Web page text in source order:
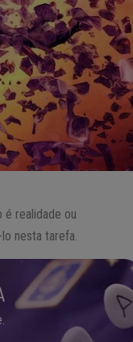
realidade ou
nesta tarefa.